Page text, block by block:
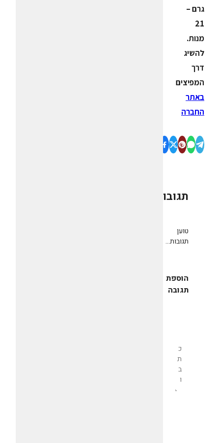
גרם –
21
מנות.
להשיג
דרך
המפיצים
באתר
החברה
תגובות
טוען
תגובות...
הוספת
תגובה